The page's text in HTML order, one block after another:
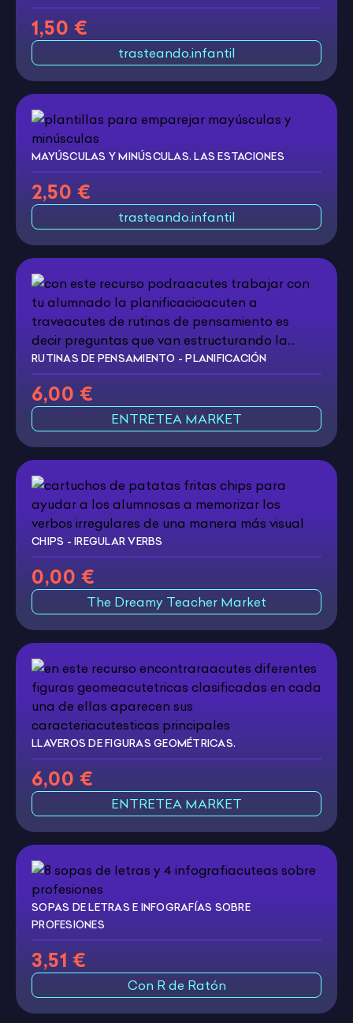
1,50 €
trasteando.infantil
MAYÚSCULAS Y MINÚSCULAS. LAS ESTACIONES
2,50 €
trasteando.infantil
RUTINAS DE PENSAMIENTO - PLANIFICACIÓN
6,00 €
ENTRETEA MARKET
CHIPS - IREGULAR VERBS
0,00 €
The Dreamy Teacher Market
LLAVEROS DE FIGURAS GEOMÉTRICAS.
6,00 €
ENTRETEA MARKET
SOPAS DE LETRAS E INFOGRAFÍAS SOBRE
PROFESIONES
3,51 €
Con R de Ratón